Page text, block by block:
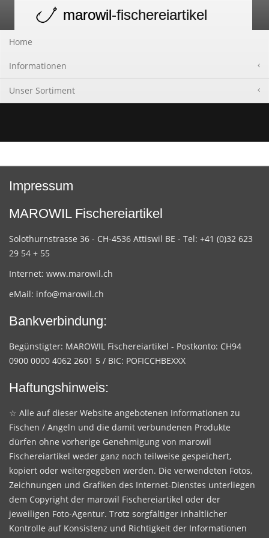
navigation
marowil-fischereiartikel
Home
Informationen
Unser Sortiment
Impressum
MAROWIL Fischereiartikel
Solothurnstrasse 36 - CH-4536 Attiswil BE - Tel: +41 (0)32 623
29 54 + 55
Internet: www.marowil.ch
eMail: info@marowil.ch
Bankverbindung:
Begünstigter: MAROWIL Fischereiartikel - Postkonto: CH94
0900 0000 4062 2601 5 / BIC: POFICCHBEXXX
Haftungshinweis:
☆ Alle auf dieser Website angebotenen Informationen zu
Fischen / Angeln und die damit verbundenen Produkte
dürfen ohne vorherige Genehmigung von marowil
Fischereiartikel weder ganz noch teilweise gespeichert,
kopiert oder weitergegeben werden. Die verwendeten Fotos,
Zeichnungen und Grafiken des Internet-Dienstes unterliegen
dem Copyright der marowil Fischereiartikel oder der
jeweiligen Foto-Agentur. Trotz sorgfältiger inhaltlicher
Kontrolle auf Konsistenz und Richtigkeit der Informationen